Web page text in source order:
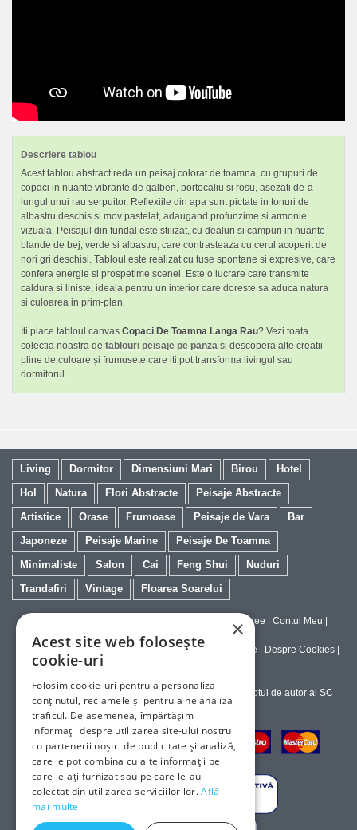
Descriere tablou
Acest tablou abstract reda un peisaj colorat de toamna, cu grupuri de
copaci in nuante vibrante de galben, portocaliu si rosu, asezati de-a
lungul unui rau serpuitor. Reflexiile din apa sunt pictate in tonuri de
albastru deschis si mov pastelat, adaugand profunzime si armonie
vizuala. Peisajul din fundal este stilizat, cu dealuri si campuri in nuante
blande de bej, verde si albastru, care contrasteaza cu cerul acoperit de
nori gri deschisi. Tabloul este realizat cu tuse spontane si expresive, care
confera energie si prospetime scenei. Este o lucrare care transmite
caldura si liniste, ideala pentru un interior care doreste sa aduca natura
si culoarea in prim-plan.
Iti place tabloul canvas Copaci De Toamna Langa Rau? Vezi toata
colectia noastra de tablouri peisaje pe panza si descopera alte creatii
pline de culoare și frumusete care iti pot transforma livingul sau
dormitorul.
Living Dormitor Dimensiuni Mari Birou
Hotel
Hol
Natura Flori Abstracte
Peisaje Abstracte
Artistice
Orase Frumoase Peisaje de Vara
Bar
Japoneze
Peisaje Marine
Peisaje De Toamna
Minimaliste
Salon Cai Feng Shui
Nuduri
Trandafiri
Vintage Floarea Soarelui
Calitatea Tablourilor Giclee | Contul Meu |
Tablouri la Comanda
Politica de Livrare si Retur| Politica de Confidentialitate | Despre Cookies |
Copyright © 2023-2026 - Textele şi imaginile sub dreptul de autor al SC
ArtInvest SRL
×
Acest site web folosește
cookie-uri
Folosim cookie-uri pentru a personaliza
conținutul, reclamele și pentru a ne analiza
traficul. De asemenea, împărtășim
informații despre utilizarea site-ului nostru
cu partenerii noștri de publicitate și analiză,
care le pot combina cu alte informații pe
care le-ați furnizat sau pe care le-au
colectat din utilizarea serviciilor lor.Află
mai multe